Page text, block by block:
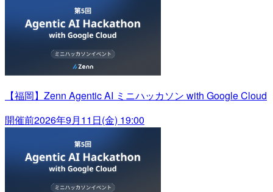
【福岡】Zenn Agentic AI ミニハッカソン with Google Cloud
開催前2026年9月11日(金) 19:00